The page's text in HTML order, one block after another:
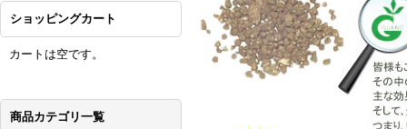
ショッピングカート
カートは空です。
商品カテゴリ一覧